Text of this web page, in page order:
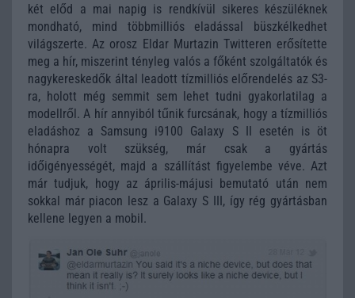
két előd a mai napig is rendkívül sikeres készüléknek
mondható, mind többmilliós eladással büszkélkedhet
világszerte. Az orosz Eldar Murtazin Twitteren erősítette
meg a hír, miszerint tényleg valós a főként szolgáltatók és
nagykereskedők által leadott tízmilliós előrendelés az S3-
ra, holott még semmit sem lehet tudni gyakorlatilag a
modellről. A hír annyiból tűnik furcsának, hogy a tízmilliós
eladáshoz a Samsung i9100 Galaxy S II esetén is öt
hónapra volt szükség, már csak a gyártás
időigényességét, majd a szállítást figyelembe véve. Azt
már tudjuk, hogy az április-májusi bemutató után nem
sokkal már piacon lesz a Galaxy S III, így rég gyártásban
kellene legyen a mobil.